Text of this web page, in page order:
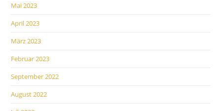
Mai 2023
April 2023
März 2023
Februar 2023
September 2022
August 2022